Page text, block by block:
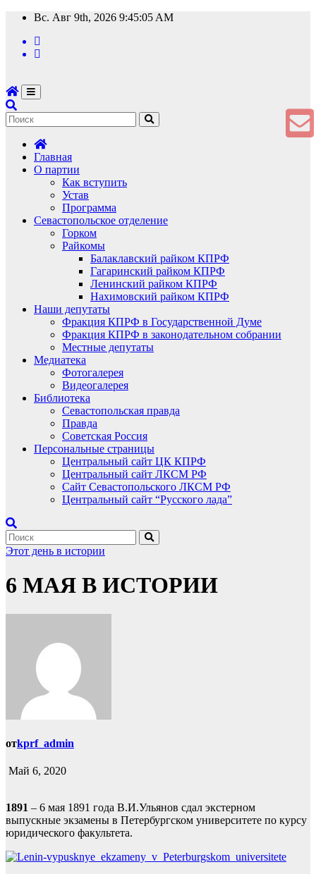
Перейти
содержимому
Вс. Авг 9th, 2026 9:45:06 AM
Главная
О партии
Как вступить
Устав
Программа
Севастопольское отделение
Горком
Райкомы
Балаклавский райком КПРФ
Гагаринский райком КПРФ
Ленинский райком КПРФ
Нахимовский райком КПРФ
Наши депутаты
Фракция КПРФ в Государственной Думе
Фракция КПРФ в законодательном собрании
Местные депутаты
Медиатека
Фотогалерея
Видеогалерея
Библиотека
Севастопольская правда
Правда
Советская Россия
Персональные страницы
Центральный сайт ЦК КПРФ
Центральный сайт ЛКСМ РФ
Сайт Севастопольского ЛКСМ РФ
Центральный сайт “Русского лада”
Этот день в истории
6 МАЯ В ИСТОРИИ
отkprf_admin
Май 6, 2020
1891 – 6 мая 1891 года В.И.Ульянов сдал экстерном
выпускные экзамены в Петербургском университете по курсу
юридического факультета.